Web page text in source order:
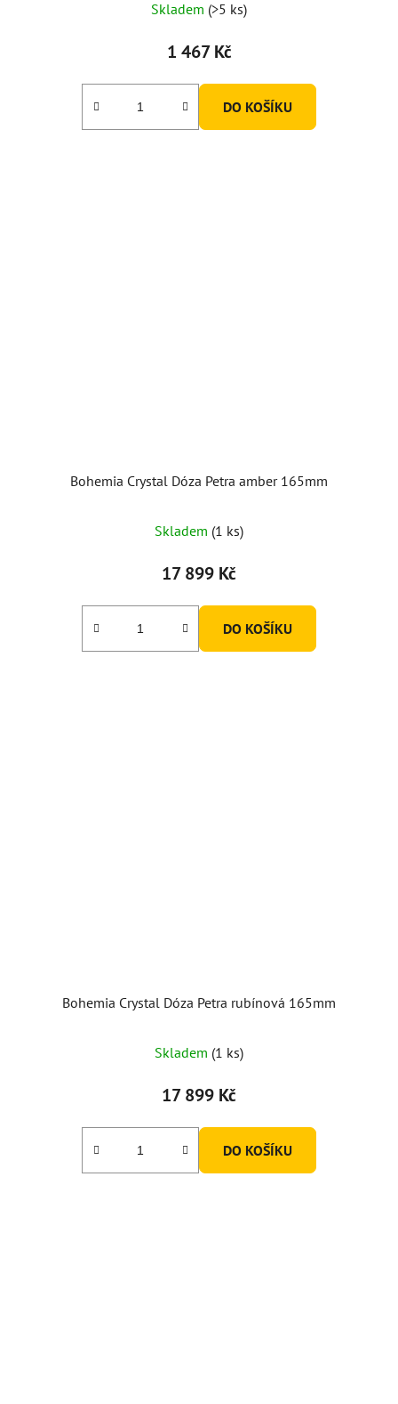
Skladem (>5 ks)
1 467 Kč
DO KOŠÍKU
Bohemia Crystal Dóza Petra amber 165mm
Skladem (1 ks)
17 899 Kč
DO KOŠÍKU
Bohemia Crystal Dóza Petra rubínová 165mm
Skladem (1 ks)
17 899 Kč
DO KOŠÍKU